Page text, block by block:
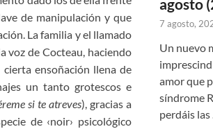
de manipulación y que
La familia y el llamado
voz de Cocteau, haciendo
ensoñación llena de
un tanto grotescos e
si te atreves), gracias a
de ‹noir› psicológico
agosto
7 agosto,
Un nuevo
amor que
síndrome
perdáis